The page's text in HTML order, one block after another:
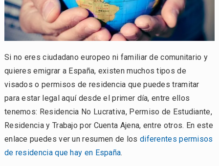
Si no eres ciudadano europeo ni familiar de comunitario y
quieres emigrar a España, existen muchos tipos de
visados o permisos de residencia que puedes tramitar
para estar legal aquí desde el primer día, entre ellos
tenemos: Residencia No Lucrativa, Permiso de Estudiante,
Residencia y Trabajo por Cuenta Ajena, entre otros. En este
enlace puedes ver un resumen de los diferentes permisos
de residencia que hay en España.